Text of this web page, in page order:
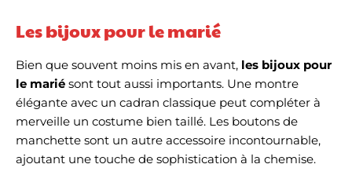
Les bijoux pour le marié
Bien que souvent moins mis en avant, les bijoux pour
le marié sont tout aussi importants. Une montre
élégante avec un cadran classique peut compléter à
merveille un costume bien taillé. Les boutons de
manchette sont un autre accessoire incontournable,
ajoutant une touche de sophistication à la chemise.